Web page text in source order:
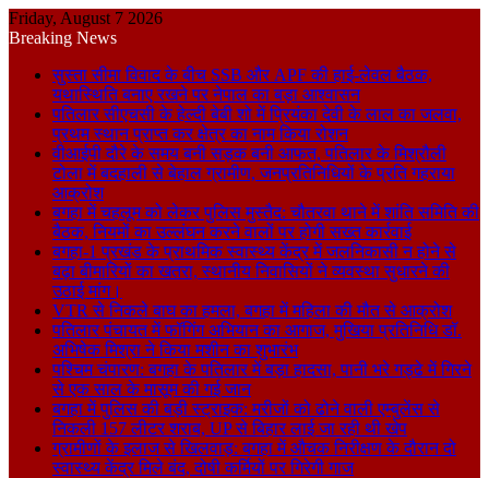
Friday, August 7 2026
Breaking News
सुस्ता सीमा विवाद के बीच SSB और APF की हाई-लेवल बैठक,
यथास्थिति बनाए रखने पर नेपाल का बड़ा आश्वासन
पतिलार सीएचसी के हेल्दी बेबी शो में प्रियंका देवी के लाल का जलवा,
प्रथम स्थान प्राप्त कर क्षेत्र का नाम किया रोशन
वीआईपी दौरे के समय बनी सड़क बनी आफत, पतिलार के मिश्रौली
टोला में बदहाली से बेहाल ग्रामीण, जनप्रतिनिधियों के प्रति गहराया
आक्रोश
बगहा में चहलूम को लेकर पुलिस मुस्तैद: चौतरवा थाने में शांति समिति की
बैठक, नियमों का उल्लंघन करने वालों पर होगी सख्त कार्रवाई
बगहा-1 प्रखंड के प्राथमिक स्वास्थ्य केंद्र में जलनिकासी न होने से
बढ़ा बीमारियों का खतरा, स्थानीय निवासियों ने व्यवस्था सुधारने की
उठाई मांग।
VTR से निकले बाघ का हमला, बगहा में महिला की मौत से आक्रोश
पतिलार पंचायत में फॉगिंग अभियान का आगाज, मुखिया प्रतिनिधि डॉ.
अभिषेक मिश्रा ने किया मशीन का शुभारंभ
पश्चिम चंपारण: बगहा के पतिलार में बड़ा हादसा, पानी भरे गड्ढे में गिरने
से एक साल के मासूम की गई जान
बगहा में पुलिस की बड़ी स्ट्राइक: मरीजों को ढोने वाली एम्बुलेंस से
निकली 157 लीटर शराब, UP से बिहार लाई जा रही थी खेप
ग्रामीणों के इलाज से खिलवाड़: बगहा में औचक निरीक्षण के दौरान दो
स्वास्थ्य केंद्र मिले बंद, दोषी कर्मियों पर गिरेगी गाज